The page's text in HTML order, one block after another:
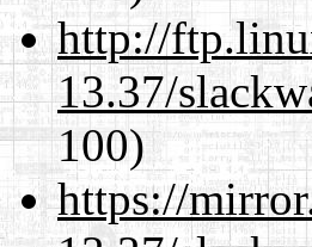
http://
13.37/
100)
https://